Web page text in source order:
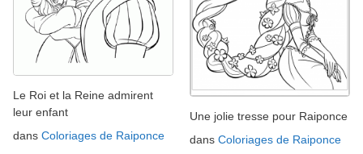
Le Roi et la Reine admirent
leur enfant
dans Coloriages de Raiponce
Une jolie tresse pour Raiponce
dans Coloriages de Raiponce